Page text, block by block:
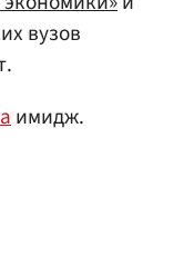
вузов
имидж.